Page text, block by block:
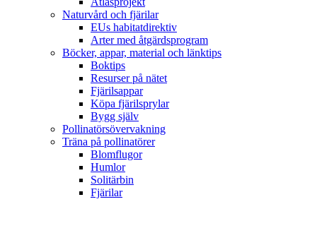
Naturvård och fjärilar
EUs habitatdirektiv
Arter med åtgärdsprogram
Böcker, appar, material och länktips
Boktips
Resurser på nätet
Fjärilsappar
Köpa fjärilsprylar
Bygg själv
Pollinatörsövervakning
Träna på pollinatörer
Blomflugor
Humlor
Solitärbin
Fjärilar